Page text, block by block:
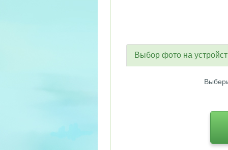
Выбор фото на